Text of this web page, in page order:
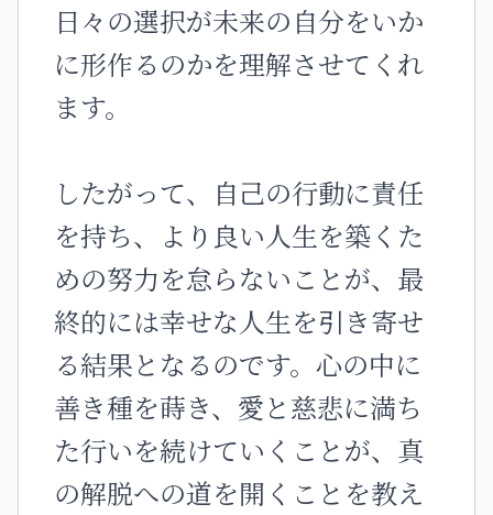
日々の選択が未来の自分をいか
に形作るのかを理解させてくれ
ます。
したがって、自己の行動に責任
を持ち、より良い人生を築くた
めの努力を怠らないことが、最
終的には幸せな人生を引き寄せ
る結果となるのです。心の中に
善き種を蒔き、愛と慈悲に満ち
た行いを続けていくことが、真
の解脱への道を開くことを教え